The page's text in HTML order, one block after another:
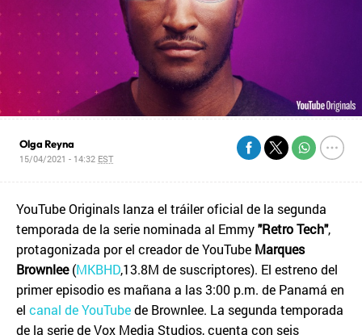
Olga Reyna
15/04/2021 - 14:32 EST
YouTube Originals lanza el tráiler oficial de la segunda
temporada de la serie nominada al Emmy"Retro Tech",
protagonizada por el creador de YouTube Marques
Brownlee(MKBHD,13.8M de suscriptores). El estreno del
primer episodio es mañana a las 3:00 p.m. de Panamá en
el canal de YouTubede Brownlee. La segunda temporada
de la serie de Vox Media Studios, cuenta con seis